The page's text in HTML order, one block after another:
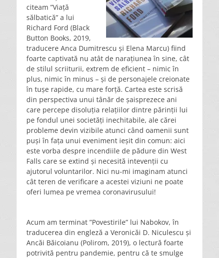
citeam ”Viață
sălbatică” a lui
Richard Ford (Black
Button Books, 2019,
traducere Anca Dumitrescu și Elena Marcu) fiind
foarte captivată nu atât de narațiunea în sine, cât
de stilul scriiturii, extrem de eficient – nimic în
plus, nimic în minus – și de personajele creionate
în tușe rapide, cu mare forță. Cartea este scrisă
din perspectiva unui tânăr de șaisprezece ani
care percepe disoluția relațiilor dintre părinții lui
pe fondul unei societăți inechitabile, ale cărei
probleme devin vizibile atunci când oamenii sunt
puși în fața unui eveniment ieșit din comun: aici
este vorba despre incendiile de pădure din West
Falls care se extind și necesită intevenții cu
ajutorul voluntarilor. Nici nu-mi imaginam atunci
cât teren de verificare a acestei viziuni ne poate
oferi lumea pe vremea coronavirusului!
Acum am terminat ”Povestirile” lui Nabokov, în
traducerea din engleză a Veronicăi D. Niculescu și
Ancăi Băicoianu (Polirom, 2019), o lectură foarte
potrivită pentru pandemie, pentru că te smulge